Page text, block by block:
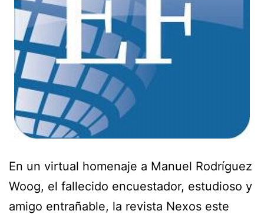
En un virtual homenaje a Manuel Rodríguez
Woog, el fallecido encuestador, estudioso y
amigo entrañable, la revista Nexos este